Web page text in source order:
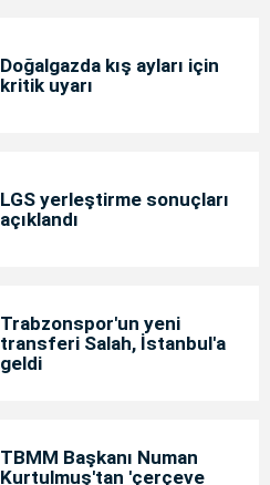
Doğalgazda kış ayları için
kritik uyarı
LGS yerleştirme sonuçları
açıklandı
Trabzonspor'un yeni
transferi Salah, İstanbul'a
geldi
TBMM Başkanı Numan
Kurtulmuş'tan 'çerçeve